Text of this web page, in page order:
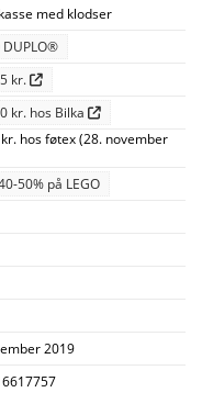
med klodser
DUPLO®
kr.
kr. hos Bilka
hos føtex (28. november
50% på LEGO
2019